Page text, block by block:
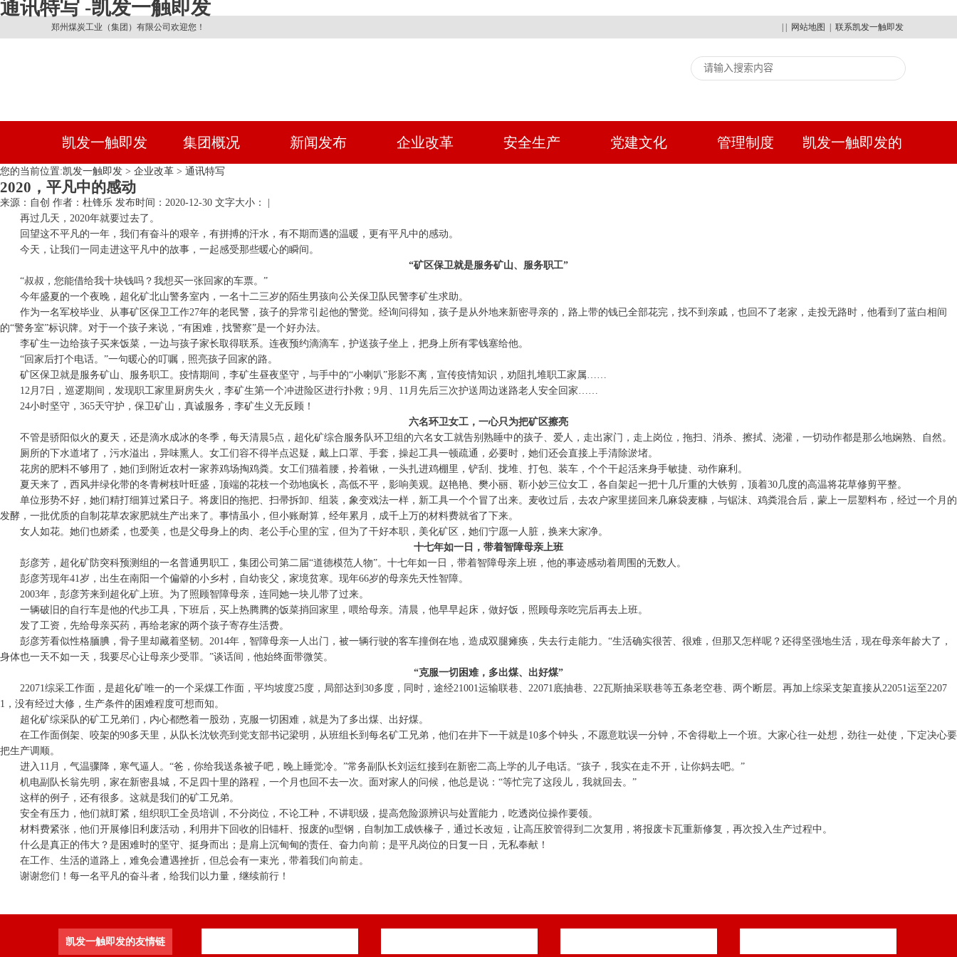
通讯特写 -凯发一触即发
郑州煤炭工业（集团）有限公司欢迎您！ 网站地图 联系凯发一触即发
凯发一触即发 集团概况 新闻发布 企业改革 安全生产 党建文化 管理制度 凯发一触即发的
您的当前位置:凯发一触即发 > 企业改革 > 通讯特写
2020，平凡中的感动
来源：自创 作者：杜锋乐 发布时间：2020-12-30 文字大小： |
再过几天，2020年就要过去了。
回望这不平凡的一年，我们有奋斗的艰辛，有拼搏的汗水，有不期而遇的温暖，更有平凡中的感动。
今天，让我们一同走进这平凡中的故事，一起感受那些暖心的瞬间。
“矿区保卫就是服务矿山、服务职工”
“叔叔，您能借给我十块钱吗？我想买一张回家的车票。”
今年盛夏的一个夜晚，超化矿北山警务室内，一名十二三岁的陌生男孩向公关保卫队民警李矿生求助。
作为一名军校毕业、从事矿区保卫工作27年的老民警，孩子的异常引起他的警觉。经询问得知，孩子是从外地来新密寻亲的，路上带的钱已全部花完，找不到亲戚，也回不了老家，走投无路时，他看到了蓝白相间
的“警务室”标识牌。对于一个孩子来说，“有困难，找警察”是一个好办法。
李矿生一边给孩子买来饭菜，一边与孩子家长取得联系。连夜预约滴滴车，护送孩子坐上，把身上所有零钱塞给他。
“回家后打个电话。”一句暖心的叮嘱，照亮孩子回家的路。
矿区保卫就是服务矿山、服务职工。疫情期间，李矿生昼夜坚守，与手中的“小喇叭”形影不离，宣传疫情知识，劝阻扎堆职工家属……
12月7日，巡逻期间，发现职工家里厨房失火，李矿生第一个冲进险区进行扑救；9月、11月先后三次护送周边迷路老人安全回家……
24小时坚守，365天守护，保卫矿山，真诚服务，李矿生义无反顾！
六名环卫女工，一心只为把矿区擦亮
不管是骄阳似火的夏天，还是滴水成冰的冬季，每天清晨5点，超化矿综合服务队环卫组的六名女工就告别熟睡中的孩子、爱人，走出家门，走上岗位，拖扫、消杀、擦拭、浇灌，一切动作都是那么地娴熟、自然。
厕所的下水道堵了，污水溢出，异味熏人。女工们容不得半点迟疑，戴上口罩、手套，操起工具一顿疏通，必要时，她们还会直接上手清除淤堵。
花房的肥料不够用了，她们到附近农村一家养鸡场掏鸡粪。女工们猫着腰，拎着锹，一头扎进鸡棚里，铲刮、拢堆、打包、装车，个个干起活来身手敏捷、动作麻利。
夏天来了，西风井绿化带的冬青树枝叶旺盛，顶端的花枝一个劲地疯长，高低不平，影响美观。赵艳艳、樊小丽、靳小妙三位女工，各自架起一把十几斤重的大铁剪，顶着30几度的高温将花草修剪平整。
单位形势不好，她们精打细算过紧日子。将废旧的拖把、扫帚拆卸、组装，象变戏法一样，新工具一个个冒了出来。麦收过后，去农户家里搓回来几麻袋麦糠，与锯沫、鸡粪混合后，蒙上一层塑料布，经过一个月的
发酵，一批优质的自制花草农家肥就生产出来了。事情虽小，但小账耐算，经年累月，成千上万的材料费就省了下来。
女人如花。她们也娇柔，也爱美，也是父母身上的肉、老公手心里的宝，但为了干好本职，美化矿区，她们宁愿一人脏，换来大家净。
十七年如一日，带着智障母亲上班
彭彦芳，超化矿防突科预测组的一名普通男职工，集团公司第二届“道德模范人物”。十七年如一日，带着智障母亲上班，他的事迹感动着周围的无数人。
彭彦芳现年41岁，出生在南阳一个偏僻的小乡村，自幼丧父，家境贫寒。现年66岁的母亲先天性智障。
2003年，彭彦芳来到超化矿上班。为了照顾智障母亲，连同她一块儿带了过来。
一辆破旧的自行车是他的代步工具，下班后，买上热腾腾的饭菜捎回家里，喂给母亲。清晨，他早早起床，做好饭，照顾母亲吃完后再去上班。
发了工资，先给母亲买药，再给老家的两个孩子寄存生活费。
彭彦芳看似性格腼腆，骨子里却藏着坚韧。2014年，智障母亲一人出门，被一辆行驶的客车撞倒在地，造成双腿瘫痪，失去行走能力。“生活确实很苦、很难，但那又怎样呢？还得坚强地生活，现在母亲年龄大了，
身体也一天不如一天，我要尽心让母亲少受罪。”谈话间，他始终面带微笑。
“克服一切困难，多出煤、出好煤”
22071综采工作面，是超化矿唯一的一个采煤工作面，平均坡度25度，局部达到30多度，同时，途经21001运输联巷、22071底抽巷、22瓦斯抽采联巷等五条老空巷、两个断层。再加上综采支架直接从22051运至2207
1，没有经过大修，生产条件的困难程度可想而知。
超化矿综采队的矿工兄弟们，内心都憋着一股劲，克服一切困难，就是为了多出煤、出好煤。
在工作面倒架、咬架的90多天里，从队长沈钦亮到党支部书记梁明，从班组长到每名矿工兄弟，他们在井下一干就是10多个钟头，不愿意耽误一分钟，不舍得歇上一个班。大家心往一处想，劲往一处使，下定决心要
把生产调顺。
进入11月，气温骤降，寒气逼人。“爸，你给我送条被子吧，晚上睡觉冷。”常务副队长刘运红接到在新密二高上学的儿子电话。“孩子，我实在走不开，让你妈去吧。”
机电副队长翁先明，家在新密县城，不足四十里的路程，一个月也回不去一次。面对家人的问候，他总是说：“等忙完了这段儿，我就回去。”
这样的例子，还有很多。这就是我们的矿工兄弟。
安全有压力，他们就盯紧，组织职工全员培训，不分岗位，不论工种，不讲职级，提高危险源辨识与处置能力，吃透岗位操作要领。
材料费紧张，他们开展修旧利废活动，利用井下回收的旧锚杆、报废的u型钢，自制加工成铁椽子，通过长改短，让高压胶管得到二次复用，将报废卡瓦重新修复，再次投入生产过程中。
什么是真正的伟大？是困难时的坚守、挺身而出；是肩上沉甸甸的责任、奋力向前；是平凡岗位的日复一日，无私奉献！
在工作、生活的道路上，难免会遭遇挫折，但总会有一束光，带着我们向前走。
谢谢您们！每一名平凡的奋斗者，给我们以力量，继续前行！
凯发一触即发的友情链